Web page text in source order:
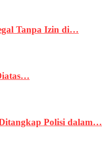
Tanpa Izin di…
Polisi dalam…